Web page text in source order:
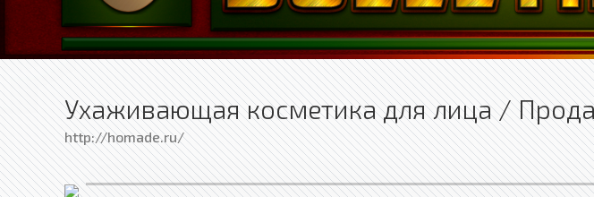
Ухаживающая косметика для лица /
http://homade.ru/